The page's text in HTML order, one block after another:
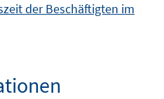
der Beschäftigten im